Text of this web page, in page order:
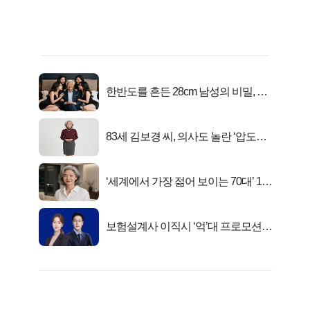
한반도를 흔든 28cm 남성의 비밀, 매
83세 김보경 씨, 의사도 놀란 ‘압도적
‘세계에서 가장 젊어 보이는 70대’ 1위
보험설계사 이직시 ‘억’대 프로모션!